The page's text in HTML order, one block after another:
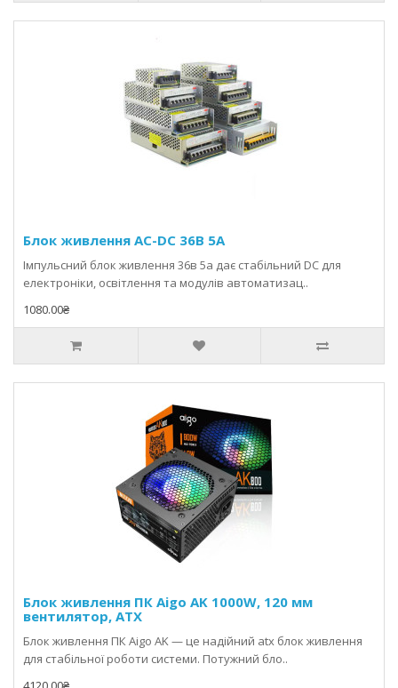
Блок живлення AC-DC 36В 5A
Імпульсний блок живлення 36в 5а дає стабільний DC для
електроніки, освітлення та модулів автоматизац..
1080.00₴
Блок живлення ПК Aigo AK 1000W, 120 мм
вентилятор, ATX
Блок живлення ПК Aigo AK — це надійний atx блок живлення
для стабільної роботи системи. Потужний бло..